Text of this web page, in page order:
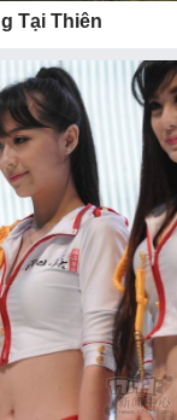
Tại Thiên